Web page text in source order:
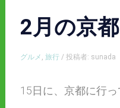
2月の京都
グルメ , 旅行/ 投稿者: sunada
15日に、京都に行っ